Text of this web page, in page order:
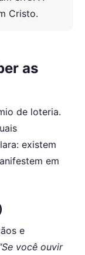
Cristo.
as
de loteria.
existem
em
e
você ouvir